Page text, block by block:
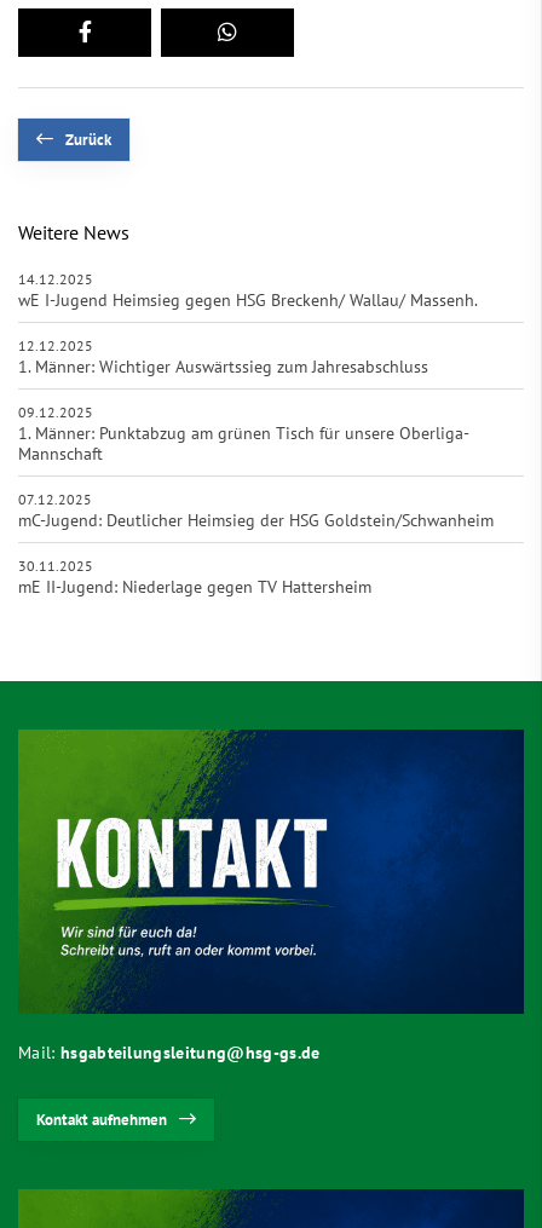
Zurück
Weitere News
14.12.2025
wE I-Jugend Heimsieg gegen HSG Breckenh/ Wallau/ Massenh.
12.12.2025
1. Männer: Wichtiger Auswärtssieg zum Jahresabschluss
09.12.2025
1. Männer: Punktabzug am grünen Tisch für unsere Oberliga-
Mannschaft
07.12.2025
mC-Jugend: Deutlicher Heimsieg der HSG Goldstein/Schwanheim
30.11.2025
mE II-Jugend: Niederlage gegen TV Hattersheim
Mail: hsgabteilungsleitung@hsg-gs.de
Kontakt aufnehmen